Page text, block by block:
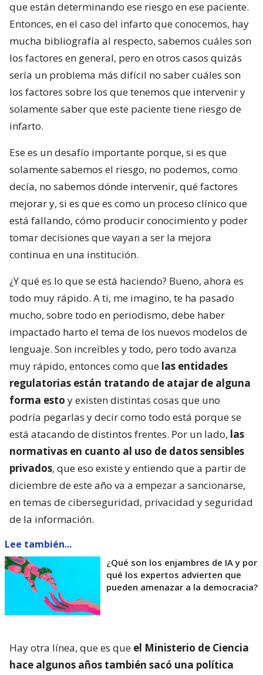
que están determinando ese riesgo en ese paciente.
Entonces, en el caso del infarto que conocemos, hay
mucha bibliografía al respecto, sabemos cuáles son
los factores en general, pero en otros casos quizás
sería un problema más difícil no saber cuáles son
los factores sobre los que tenemos que intervenir y
solamente saber que este paciente tiene riesgo de
infarto.
Ese es un desafío importante porque, si es que
solamente sabemos el riesgo, no podemos, como
decía, no sabemos dónde intervenir, qué factores
mejorar y, si es que es como un proceso clínico que
está fallando, cómo producir conocimiento y poder
tomar decisiones que vayan a ser la mejora
continua en una institución.
¿Y qué es lo que se está haciendo? Bueno, ahora es
todo muy rápido. A ti, me imagino, te ha pasado
mucho, sobre todo en periodismo, debe haber
impactado harto el tema de los nuevos modelos de
lenguaje. Son increíbles y todo, pero todo avanza
muy rápido, entonces como que las entidades
regulatorias están tratando de atajar de alguna
forma esto y existen distintas cosas que uno
podría pegarlas y decir como todo está porque se
está atacando de distintos frentes. Por un lado, las
normativas en cuanto al uso de datos sensibles
privados, que eso existe y entiendo que a partir de
diciembre de este año va a empezar a sancionarse,
en temas de ciberseguridad, privacidad y seguridad
de la información.
Lee también...
¿Qué son los enjambres de IA y por
qué los expertos advierten que
pueden amenazar a la democracia?
Hay otra línea, que es que el Ministerio de Ciencia
hace algunos años también sacó una política